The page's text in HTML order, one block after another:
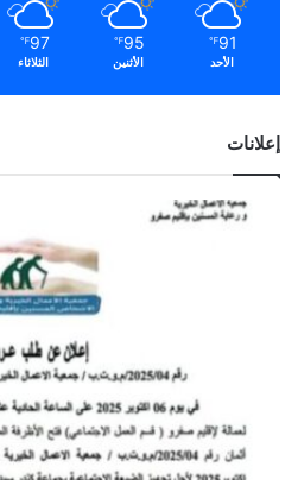
91
℉
الأحد
95
℉
الأثنين
97
℉
الثلاثاء
إعلانات